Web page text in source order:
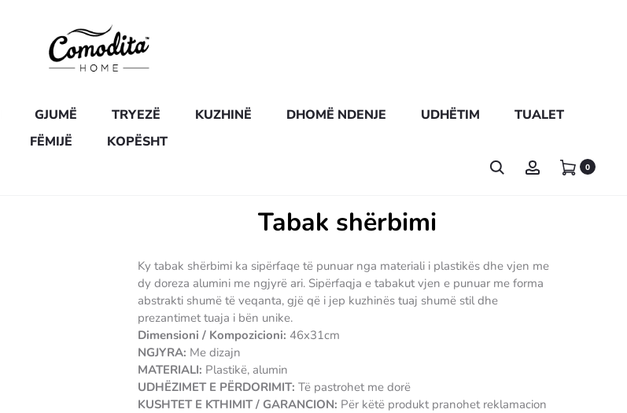
GJUMË TRYEZË KUZHINË DHOMË NDENJE UDHËTIM
TUALET
FËMIJË
KOPËSHT
0
Tabak shërbimi
Ky tabak shërbimi ka sipërfaqe të punuar nga materiali i plastikës dhe vjen me
dy doreza alumini me ngjyrë ari. Sipërfaqja e tabakut vjen e punuar me forma
abstrakti shumë të veqanta, gjë që i jep kuzhinës tuaj shumë stil dhe
prezantimet tuaja i bën unike.
Dimensioni / Kompozicioni: 46x31cm
NGJYRA: Me dizajn
MATERIALI: Plastikë, alumin
UDHËZIMET E PËRDORIMIT: Të pastrohet me dorë
KUSHTET E KTHIMIT / GARANCION: Për këtë produkt pranohet reklamacion